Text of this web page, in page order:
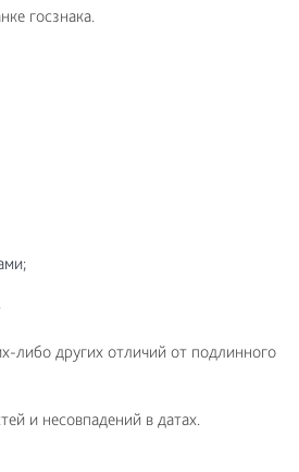
госзнака.
либо других отличий от подлинного
и несовпадений в датах.